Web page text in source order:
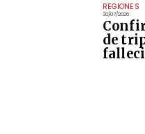
REGIONES
30/07/2026
de